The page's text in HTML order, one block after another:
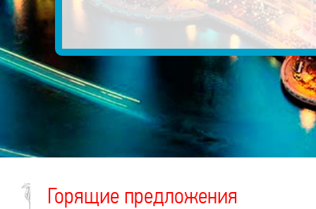
Горящие предложения